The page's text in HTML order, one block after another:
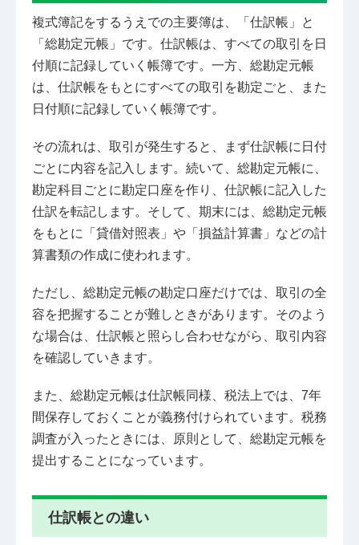
複式簿記をするうえでの主要簿は、「仕訳帳」と
「総勘定元帳」です。仕訳帳は、すべての取引を日
付順に記録していく帳簿です。一方、総勘定元帳
は、仕訳帳をもとにすべての取引を勘定ごと、また
日付順に記録していく帳簿です。
その流れは、取引が発生すると、まず仕訳帳に日付
ごとに内容を記入します。続いて、総勘定元帳に、
勘定科目ごとに勘定口座を作り、仕訳帳に記入した
仕訳を転記します。そして、期末には、総勘定元帳
をもとに「貸借対照表」や「損益計算書」などの計
算書類の作成に使われます。
ただし、総勘定元帳の勘定口座だけでは、取引の全
容を把握することが難しときがあります。そのよう
な場合は、仕訳帳と照らし合わせながら、取引内容
を確認していきます。
また、総勘定元帳は仕訳帳同様、税法上では、7年
間保存しておくことが義務付けられています。税務
調査が入ったときには、原則として、総勘定元帳を
提出することになっています。
仕訳帳との違い